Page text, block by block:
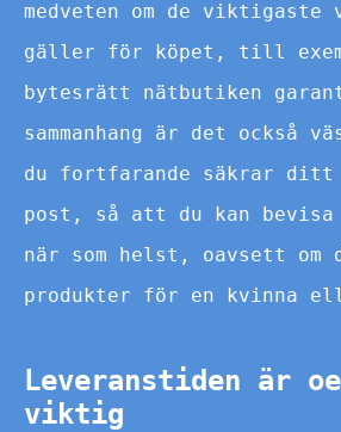
medveten om de viktigaste
gäller för köpet, till
bytesrätt nätbutiken
sammanhang är det också
du fortfarande säkrar
post, så att du kan bevisa
när som helst, oavsett
produkter för en kvinna
Leveranstiden är
viktig